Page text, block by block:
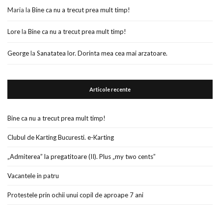
Maria la Bine ca nu a trecut prea mult timp!
Lorela Bine ca nu a trecut prea mult timp!
Georgela Sanatatea lor. Dorinta mea cea mai arzatoare.
Articole recente
Bine ca nu a trecut prea mult timp!
Clubul de Karting Bucuresti. e-Karting
„Admiterea” la pregatitoare (II). Plus „my two cents”
Vacantele in patru
Protestele prin ochii unui copil de aproape 7 ani